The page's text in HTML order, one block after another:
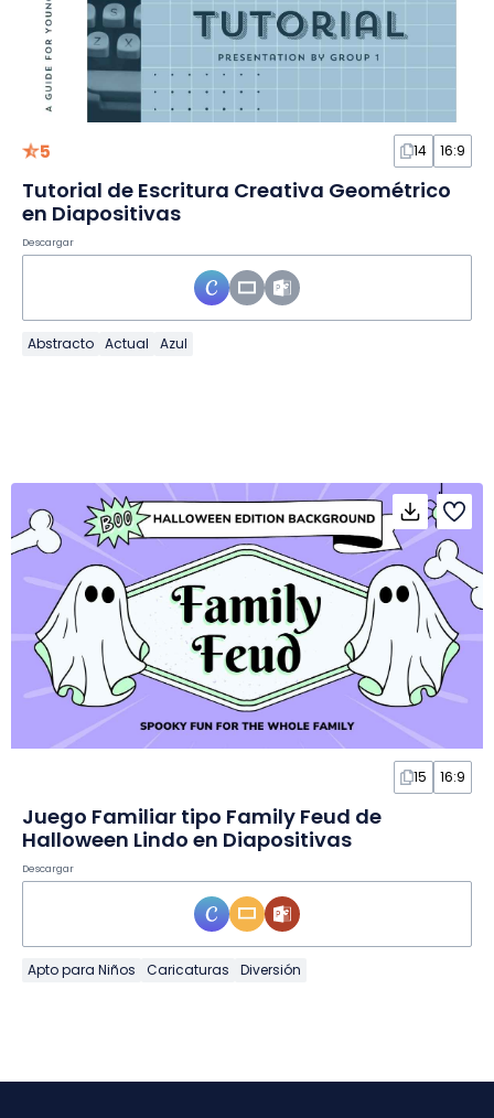
5 14 16:9
Tutorial de Escritura Creativa Geométrico
en Diapositivas
Descargar
Abstracto Actual Azul
15 16:9
Juego Familiar tipo Family Feud de
Halloween Lindo en Diapositivas
Descargar
Apto para Niños Caricaturas Diversión